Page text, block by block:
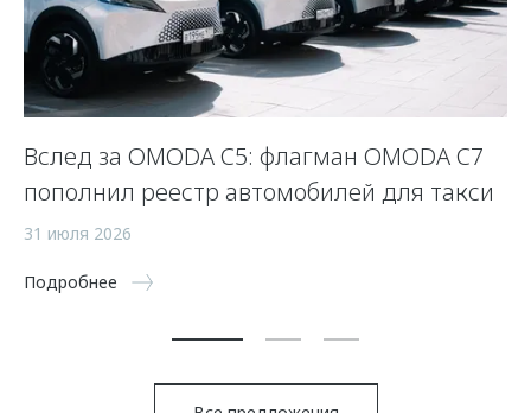
Вслед за OMODA C5: флагман OMODA C7
пополнил реестр автомобилей для такси
31 июля 2026
Подробнее